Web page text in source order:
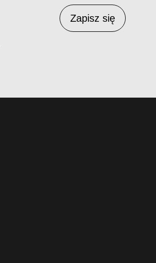
Zapisz się